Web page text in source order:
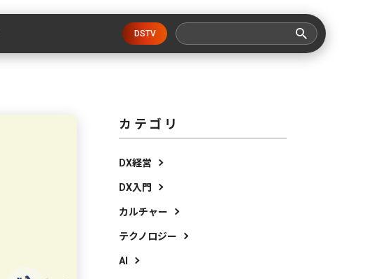
DSTV
カテゴリ
DX経営
DX入門
カルチャー
テクノロジー
AI